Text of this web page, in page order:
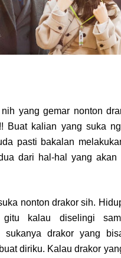
yang gemar nonton
Buat kalian yang suka
pasti bakalan
dari hal-hal yang akan
nonton drakor sih.
gitu kalau diselingi
sukanya drakor yang
diriku. Kalau drakor